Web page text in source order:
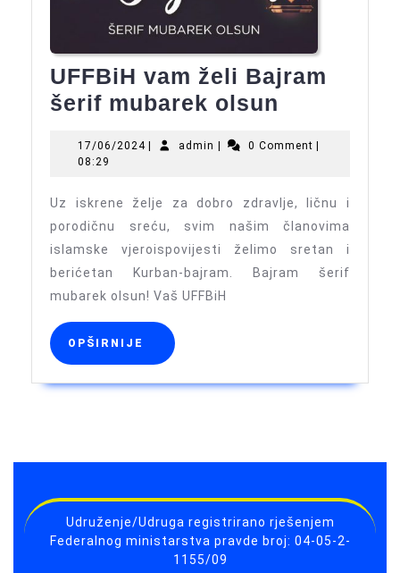
UFFBiH vam želi Bajram
šerif mubarek olsun
želi
šerif
mubarek
olsun
17/06/202417/06/2024
admin admin0 Comment
08:29
Uz iskrene želje za dobro zdravlje, ličnu i
porodičnu sreću, svim našim članovima
islamske vjeroispovijesti želimo sretan i
berićetan Kurban-bajram. Bajram šerif
mubarek olsun! Vaš UFFBiH
OPŠIRNIJE OPŠIRNIJE
Udruženje/Udruga registrirano rješenjem
Federalnog ministarstva pravde broj: 04-05-2-
1155/09